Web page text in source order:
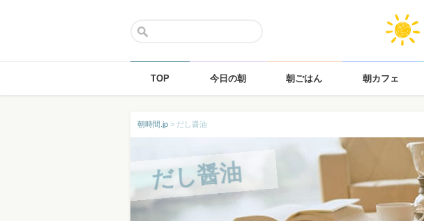
TOP 今日の朝 朝ごはん 朝カフェ
朝時間.jp > だし醤油
だし醤油